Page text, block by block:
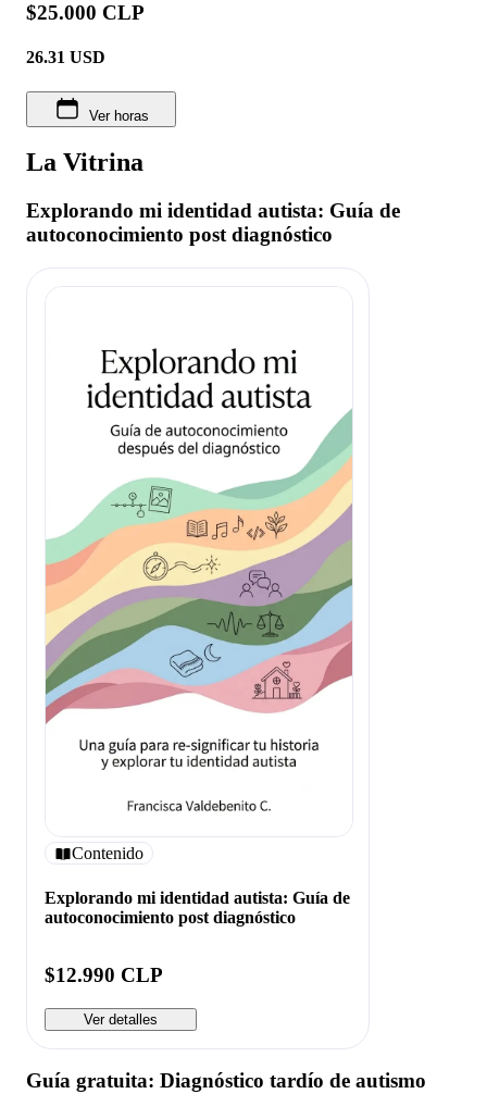
$25.000 CLP
26.31 USD
Ver horas
La Vitrina
Explorando mi identidad autista: Guía de
autoconocimiento post diagnóstico
Contenido
Explorando mi identidad autista: Guía de
autoconocimiento post diagnóstico
$12.990 CLP
Ver detalles
Guía gratuita: Diagnóstico tardío de autismo